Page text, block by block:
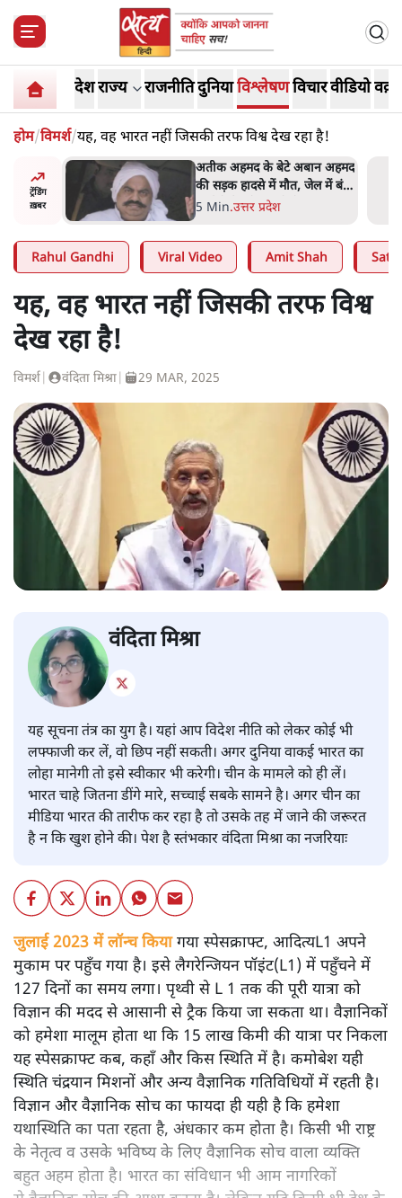
देशराज्य राजनीतिदुनियाविश्लेषणविचारवीडियो
होम/विमर्श/यह, वह भारत नहीं जिसकी तरफ विश्व देख रहा है!
ट्रेंडिंग
ख़बर
बोले थे-
अतीक अहमद के बेटे अबान अहमद
की सड़क हादसे में मौत, जेल में बंद
भाई से मिलने जा रहे थे
5 Min.उत्तर प्रदेश
Rahul Gandhi Viral Video Amit Shah
यह, वह भारत नहीं जिसकी तरफ विश्व
देख रहा है!
विमर्श वंदिता मिश्रा 29 MAR, 2025
वंदिता मिश्रा
यह सूचना तंत्र का युग है। यहां आप विदेश नीति को लेकर कोई भी
लफ्फाजी कर लें, वो छिप नहीं सकती। अगर दुनिया वाकई भारत का
लोहा मानेगी तो इसे स्वीकार भी करेगी। चीन के मामले को ही लें।
भारत चाहे जितना डींगे मारे, सच्चाई सबके सामने है। अगर चीन का
मीडिया भारत की तारीफ कर रहा है तो उसके तह में जाने की जरूरत
है न कि खुश होने की। पेश है स्तंभकार वंदिता मिश्रा का नजरियाः
जुलाई 2023 में लॉन्च कियागया स्पेसक्राफ्ट, आदित्यL1 अपने
मुकाम पर पहुँच गया है। इसे लैगरेन्जियन पॉइंट(L1) में पहुँचने में
127 दिनों का समय लगा। पृथ्वी से L 1 तक की पूरी यात्रा को
विज्ञान की मदद से आसानी से ट्रैक किया जा सकता था। वैज्ञानिकों
को हमेशा मालूम होता था कि 15 लाख किमी की यात्रा पर निकला
यह स्पेसक्राफ्ट कब, कहाँ और किस स्थिति में है। कमोबेश यही
स्थिति चंद्रयान मिशनों और अन्य वैज्ञानिक गतिविधियों में रहती है।
विज्ञान और वैज्ञानिक सोच का फायदा ही यही है कि हमेशा
यथास्थिति का पता रहता है, अंधकार कम होता है। किसी भी राष्ट्र
के नेतृत्व व उसके भविष्य के लिए वैज्ञानिक सोच वाला व्यक्ति
बहुत अहम होता है। भारत का संविधान भी आम नागरिकों